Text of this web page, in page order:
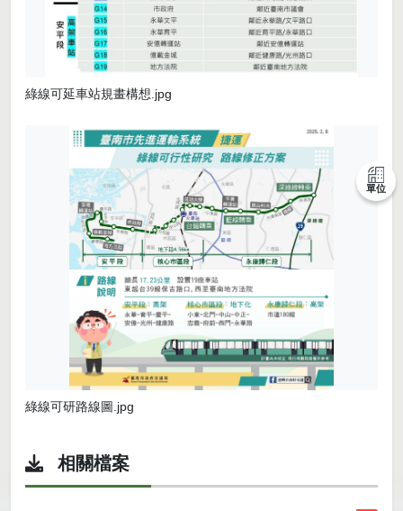
單位
綠線可延車站規畫構想.jpg
綠線可研路線圖.jpg
相關檔案